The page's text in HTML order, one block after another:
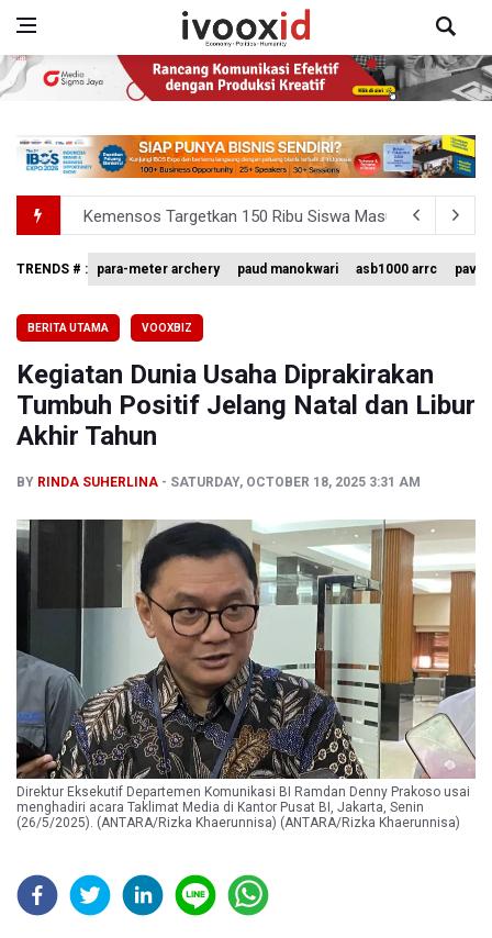
Kemensos Targetkan 150 Ribu Siswa Masuk Program
Pemprov DKI Jakarta Pastikan Data Pajak dan Aset
BPIP: Satu Siswa Sekolah Rakyat Jadi Calon Paskibraka
BNPB Minta Pemprov Kalimantan Barat Tinjau Kembali
TRENDS # : para-meter archery paud manokwari asb1000 arrc
BERITA UTAMA VOOXBIZ
Kegiatan Dunia Usaha Diprakirakan
Tumbuh Positif Jelang Natal dan Libur
Akhir Tahun
BY RINDA SUHERLINA SATURDAY, OCTOBER 18, 2025 3:31 AM
Direktur Eksekutif Departemen Komunikasi BI Ramdan Denny Prakoso usai
menghadiri acara Taklimat Media di Kantor Pusat BI, Jakarta, Senin
(26/5/2025). (ANTARA/Rizka Khaerunnisa) (ANTARA/Rizka Khaerunnisa)